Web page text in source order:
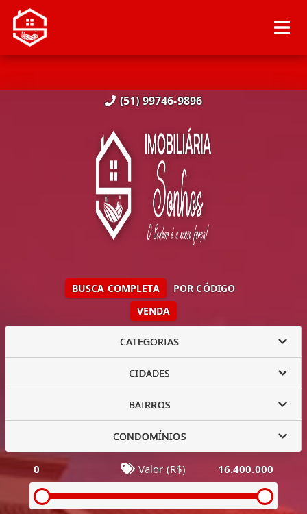
(51) 99746-9896
VENDA
BUSCA COMPLETA POR CÓDIGO
CATEGORIAS
CIDADES
BAIRROS
CONDOMÍNIOS
0 Valor (R$) 16.400.000